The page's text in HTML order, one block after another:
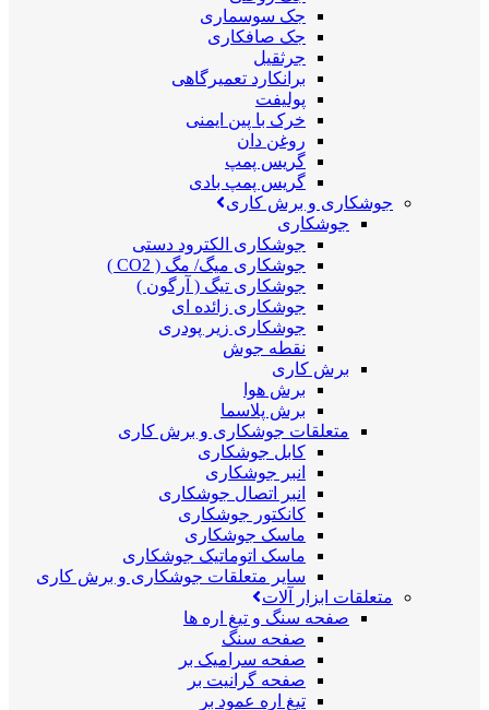
جک سوسماری
جک صافکاری
جرثقیل
برانکارد تعمیرگاهی
پولیفت
خرک با پین ایمنی
روغن دان
گریس پمپ
گریس پمپ بادی
جوشکاری و برش کاری
جوشکاری
جوشکاری الکترود دستی
جوشکاری میگ/ مگ ( CO2 )
جوشکاری تیگ ( آرگون )
جوشکاری زائده ای
جوشکاری زیر پودری
نقطه جوش
برش کاری
برش هوا
برش پلاسما
متعلقات جوشکاری و برش کاری
کابل جوشکاری
انبر جوشکاری
انبر اتصال جوشکاری
کانکتور جوشکاری
ماسک جوشکاری
ماسک اتوماتیک جوشکاری
سایر متعلقات جوشکاری و برش کاری
متعلقات ابزار آلات
صفحه سنگ و تیغ اره ها
صفحه سنگ
صفحه سرامیک بر
صفحه گرانیت بر
تیغ اره عمود بر